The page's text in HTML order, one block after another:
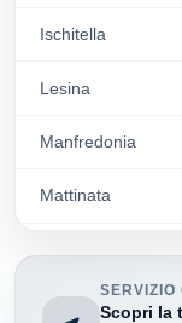
Ischitella
Lesina
Manfredonia
Mattinata
Peschici
SERVIZIO
Scopri la